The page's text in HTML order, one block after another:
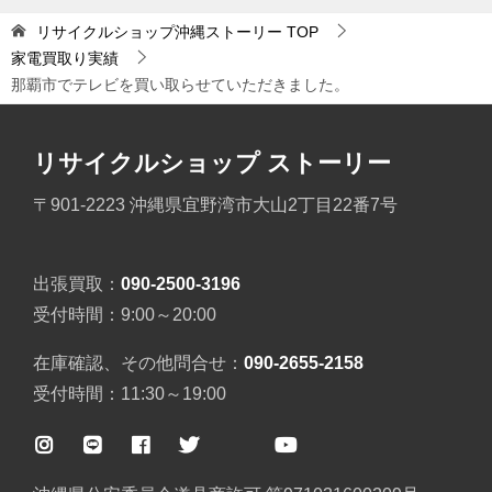
リサイクルショップ沖縄ストーリー TOP
家電買取り実績
那覇市でテレビを買い取らせていただきました。
リサイクルショップ ストーリー
〒901-2223 沖縄県宜野湾市大山2丁目22番7号
出張買取： 090-2500-3196
受付時間：9:00～20:00
在庫確認、その他問合せ： 090-2655-2158
受付時間：11:30～19:00